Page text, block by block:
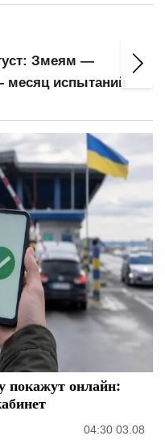
Змеям —
месяц испытаний
покажут онлайн:
04:30 03.08